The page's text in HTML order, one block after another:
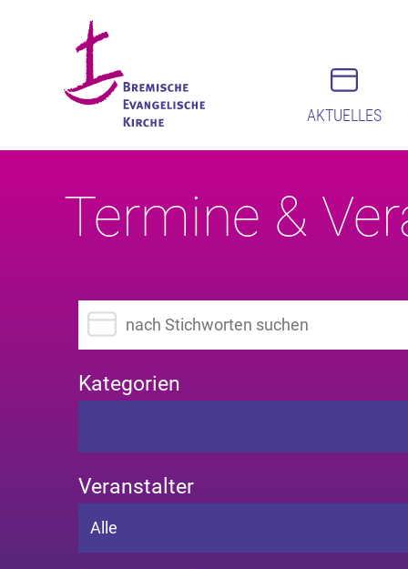
AKTUELLES
Termine &
Suchbegriff eingeben
Kategorien
Veranstalter
Alle